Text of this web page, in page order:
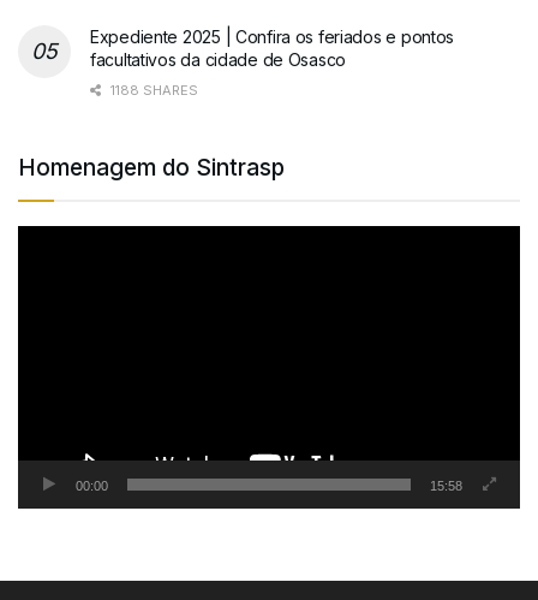
Expediente 2025 | Confira os feriados e pontos
facultativos da cidade de Osasco
1188 SHARES
Homenagem do Sintrasp
00:00 15:58